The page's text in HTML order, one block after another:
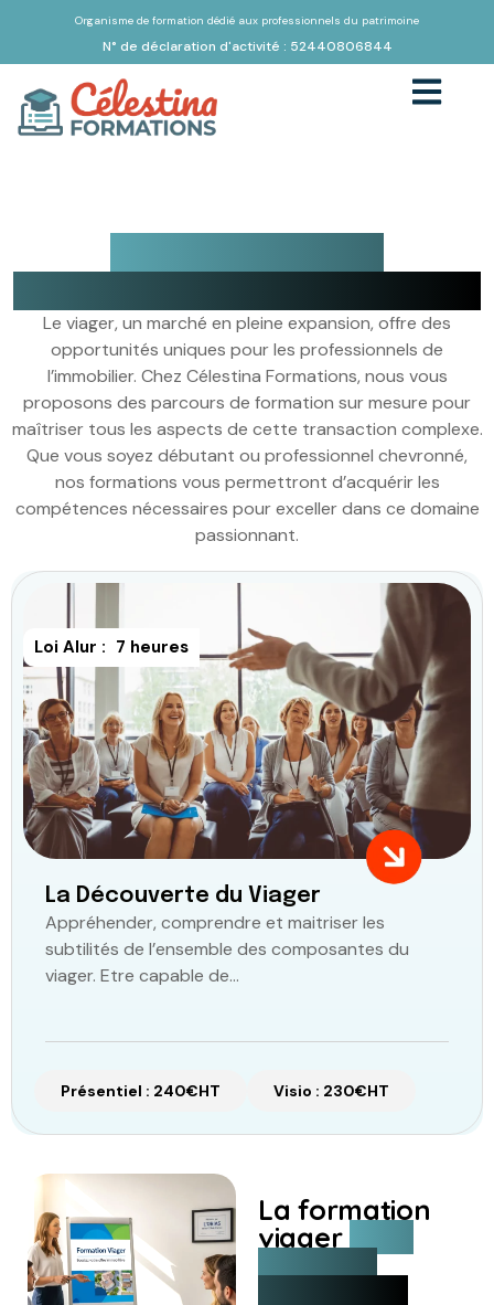
Organisme de formation dédié aux professionnels du patrimoine
N° de déclaration d'activité : 52440806844
Le viager, un marché en pleine expansion, offre des
opportunités uniques pour les professionnels de
l’immobilier. Chez Célestina Formations, nous vous
proposons des parcours de formation sur mesure pour
maîtriser tous les aspects de cette transaction complexe.
Que vous soyez débutant ou professionnel chevronné,
nos formations vous permettront d’acquérir les
compétences nécessaires pour exceller dans ce domaine
passionnant.
Loi Alur : 7 heures
La Découverte du Viager
Appréhender, comprendre et maitriser les
subtilités de l’ensemble des composantes du
viager. Etre capable de...
Présentiel : 240€HT Visio : 230€HT
La formation
viager
Célestina